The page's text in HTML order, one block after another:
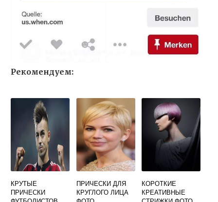
Рекомендуем:
КРУТЫЕ
ПРИЧЕСКИ
ПРИЧЕСКИ ДЛЯ
КРУГЛОГО ЛИЦА
КОРОТКИЕ
КРЕАТИВНЫЕ